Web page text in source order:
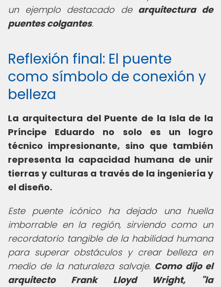
un ejemplo destacado de arquitectura de
puentes colgantes.
Reflexión final: El puente
como símbolo de conexión y
belleza
La arquitectura del Puente de la Isla de la
Príncipe Eduardo no solo es un logro
técnico impresionante, sino que también
representa la capacidad humana de unir
tierras y culturas a través de la ingeniería y
el diseño.
Este puente icónico ha dejado una huella
imborrable en la región, sirviendo como un
recordatorio tangible de la habilidad humana
para superar obstáculos y crear belleza en
medio de la naturaleza salvaje. Como dijo el
arquitecto Frank Lloyd Wright, "la